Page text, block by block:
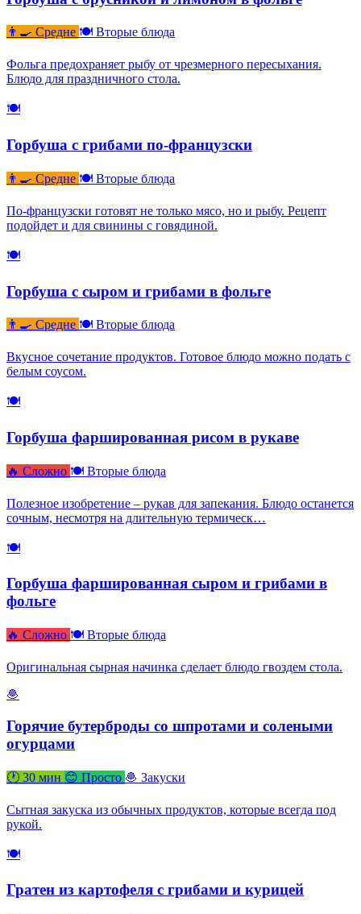
👨‍🍳 Средне 🍽 Вторые блюда
Фольга предохраняет рыбу от чрезмерного пересыхания.
Блюдо для праздничного стола.
🍽
Горбуша с грибами по-французски
👨‍🍳 Средне 🍽 Вторые блюда
По-французски готовят не только мясо, но и рыбу. Рецепт
подойдет и для свинины с говядиной.
🍽
Горбуша с сыром и грибами в фольге
👨‍🍳 Средне 🍽 Вторые блюда
Вкусное сочетание продуктов. Готовое блюдо можно подать с
белым соусом.
🍽
Горбуша фаршированная рисом в рукаве
🔥 Сложно 🍽 Вторые блюда
Полезное изобретение – рукав для запекания. Блюдо останется
сочным, несмотря на длительную термическ…
🍽
Горбуша фаршированная сыром и грибами в
фольге
🔥 Сложно 🍽 Вторые блюда
Оригинальная сырная начинка сделает блюдо гвоздем стола.
🧆
Горячие бутерброды со шпротами и солеными
огурцами
🕐 30 мин 😊 Просто 🧆 Закуски
Сытная закуска из обычных продуктов, которые всегда под
рукой.
🍽
Гратен из картофеля с грибами и курицей